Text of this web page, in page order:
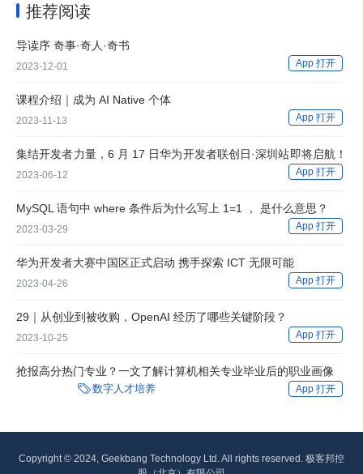
推荐阅读
导读序 奇事·奇人·奇书
2023-12-01 App 打开
课程介绍｜成为 AI Native 个体
2023-11-13 App 打开
集结开发者力量，6 月 17 日华为开发者联创日·深圳站即将启航！
2023-06-12 App 打开
MySQL 语句中 where 条件后为什么写上 1=1 ， 是什么意思？
2023-03-29 App 打开
华为开发者大赛中国区正式启动 携手探索 ICT 无限可能
2023-04-26 App 打开
29｜从创业到被收购，OpenAI 经历了哪些关键阶段？
2023-10-25 App 打开
抢报高分热门专业？一文了解计算机相关专业毕业后的职业画像
数字人才培养 App 打开
Copyright © 2024, Geekbang Technology Ltd. All rights reserved. 极客邦控